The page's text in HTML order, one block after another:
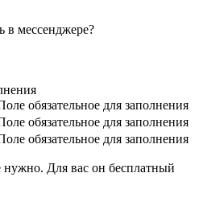
в мессенджере?
обязательное для заполнения
обязательное для заполнения
обязательное для заполнения
нужно. Для вас он бесплатный